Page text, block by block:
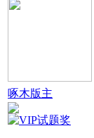
啄木版主